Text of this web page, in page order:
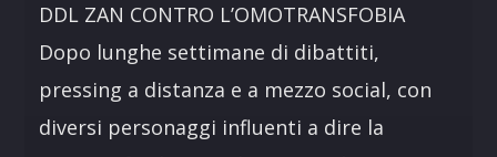
DDL ZAN CONTRO L’OMOTRANSFOBIA
Dopo lunghe settimane di dibattiti,
pressing a distanza e a mezzo social, con
diversi personaggi influenti a dire la